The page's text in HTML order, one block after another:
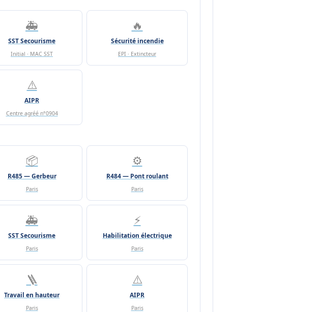
🚑
SST Secourisme
Initial · MAC SST
🔥
Sécurité incendie
EPI · Extincteur
⚠️
AIPR
Centre agréé n°0904
📦
R485 — Gerbeur
Paris
⚙️
R484 — Pont roulant
Paris
🚑
SST Secourisme
Paris
⚡
Habilitation électrique
Paris
🪜
Travail en hauteur
Paris
⚠️
AIPR
Paris